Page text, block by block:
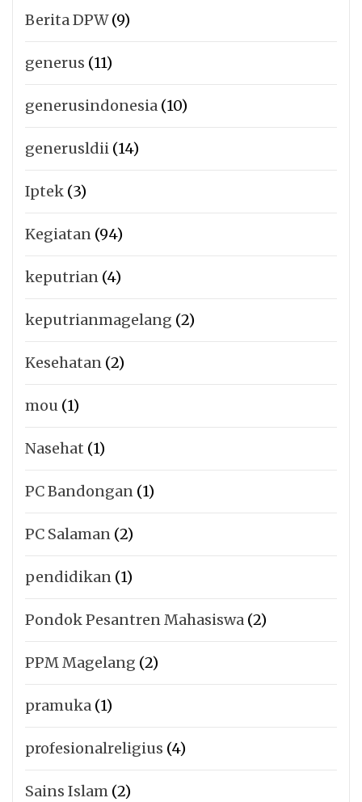
Berita DPW(9)
generus (11)
generusindonesia (10)
generusldii (14)
Iptek (3)
Kegiatan (94)
keputrian (4)
keputrianmagelang (2)
Kesehatan (2)
mou (1)
Nasehat (1)
PC Bandongan (1)
PC Salaman (2)
pendidikan (1)
Pondok Pesantren Mahasiswa (2)
PPM Magelang (2)
pramuka (1)
profesionalreligius (4)
Sains Islam (2)